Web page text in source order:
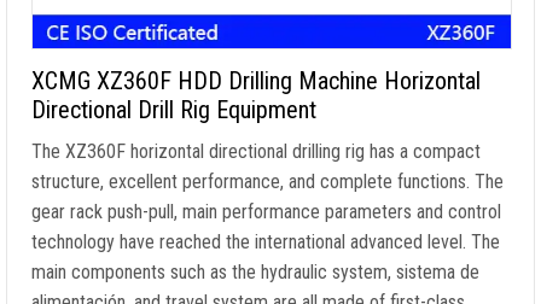
XCMG XZ360F HDD Drilling Machine Horizontal
Directional Drill Rig Equipment
The XZ360F horizontal directional drilling rig has a compact
structure, excellent performance, and complete functions. The
gear rack push-pull, main performance parameters and control
technology have reached the international advanced level. The
main components such as the hydraulic system, sistema de